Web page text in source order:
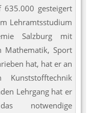
635.000 gesteigert
Lehramtsstudium
Salzburg mit
Mathematik, Sport
hat, hat er an
Lehrgang hat er
notwendige